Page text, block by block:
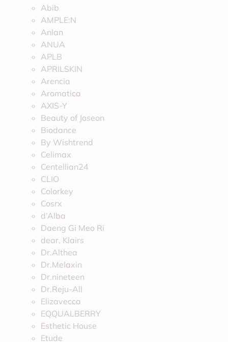
Abib
AMPLE:N
Anlan
ANUA
APLB
APRILSKIN
Arencia
Aromatica
AXIS-Y
Beauty of Joseon
Biodance
By Wishtrend
Celimax
Centellian24
CLIO
Colorkey
Cosrx
d’Alba
Daeng Gi Meo Ri
dear, Klairs
Dr.Althea
Dr.Melaxin
Dr.nineteen
Dr.Reju-All
Elizavecca
EQQUALBERRY
Esthetic House
Etude